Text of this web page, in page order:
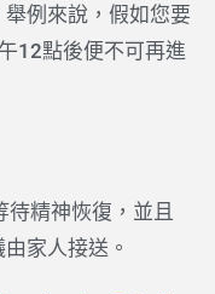
舉例來說，假如您要
12點後便不可再進
精神恢復，並且
家人接送。